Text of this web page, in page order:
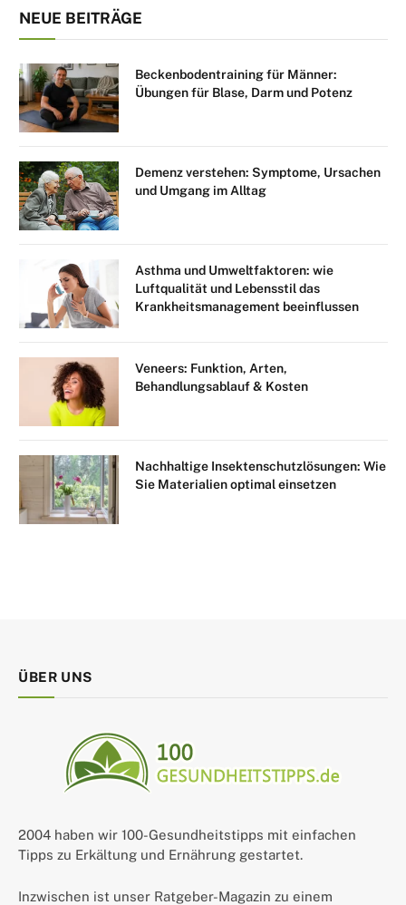
NEUE BEITRÄGE
Beckenbodentraining für Männer:
Übungen für Blase, Darm und Potenz
Demenz verstehen: Symptome, Ursachen
und Umgang im Alltag
Asthma und Umweltfaktoren: wie
Luftqualität und Lebensstil das
Krankheitsmanagement beeinflussen
Veneers: Funktion, Arten,
Behandlungsablauf & Kosten
Nachhaltige Insektenschutzlösungen: Wie
Sie Materialien optimal einsetzen
ÜBER UNS
2004 haben wir 100-Gesundheitstipps mit einfachen
Tipps zu Erkältung und Ernährung gestartet.
Inzwischen ist unser Ratgeber-Magazin zu einem